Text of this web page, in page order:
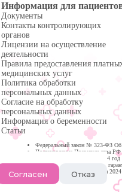
Согласен Отказ
Информация для
Документы
Контакты контролирующих
органов
Лицензии на осуществление
деятельности
Правила предоставления
медицинских услуг
Политика обработки
персональных данных
Согласие на обработку
персональных данных
Информация о беременности
Статьи
Федеральный закон № 323-ФЗ Об
Постановление Правительства
медицинской помощи на 2024
Программа государственных
Республике Башкортостан на